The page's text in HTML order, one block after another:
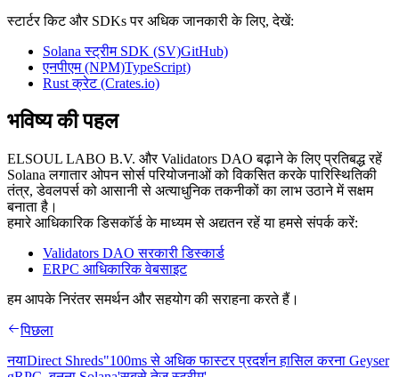
स्टार्टर किट और SDKs पर अधिक जानकारी के लिए, देखें:
Solana स्ट्रीम SDK (SV)GitHub)
एनपीएम (NPM)TypeScript)
Rust क्रेट (Crates.io)
भविष्य की पहल
ELSOUL LABO B.V. और Validators DAO बढ़ाने के लिए प्रतिबद्ध रहें
Solana लगातार ओपन सोर्स परियोजनाओं को विकसित करके पारिस्थितिकी
तंत्र, डेवलपर्स को आसानी से अत्याधुनिक तकनीकों का लाभ उठाने में सक्षम
बनाता है।
हमारे आधिकारिक डिसकॉर्ड के माध्यम से अद्यतन रहें या हमसे संपर्क करें:
Validators DAO सरकारी डिस्कार्ड
ERPC आधिकारिक वेबसाइट
हम आपके निरंतर समर्थन और सहयोग की सराहना करते हैं।
पिछला
नयाDirect Shreds"100ms से अधिक फास्टर प्रदर्शन हासिल करना Geyser